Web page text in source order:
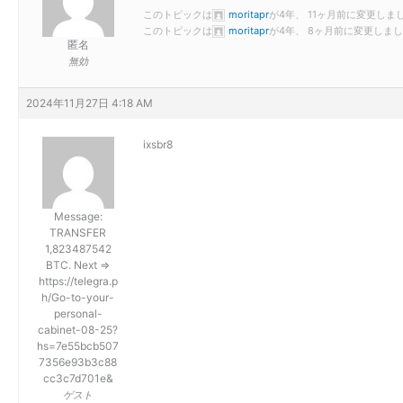
匿名
無効
このトピックは moritaprが4年、 11ヶ月前に変更しまし
このトピックは
moritaprが4年、 8ヶ月前に変更しまし
2024年11月27日 4:18 AM
Message:
TRANSFER
1,823487542
BTC. Next =>
https://telegra.p
h/Go-to-your-
personal-
cabinet-08-25?
hs=7e55bcb507
7356e93b3c88
cc3c7d701e&
ゲスト
ixsbr8